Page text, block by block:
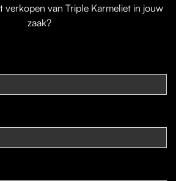
verkopen van Triple Karmeliet in jouw
zaak?